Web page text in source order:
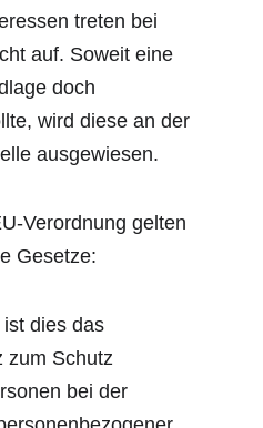
treten bei
auf. Soweit eine
doch
wird diese an der
ausgewiesen.
Verordnung gelten
Gesetze:
ist dies das
zum Schutz
bei der